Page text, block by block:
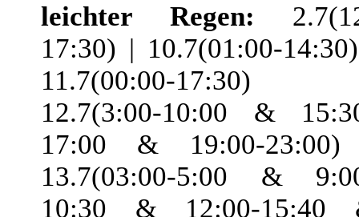
leichter Regen:
17:30) | 10.7(01:00-
11.7(00:00-
12.7(3:00-10:00 &
17:00 & 19:00-
13.7(03:00-5:00 &
10:30 & 12:00-15:40